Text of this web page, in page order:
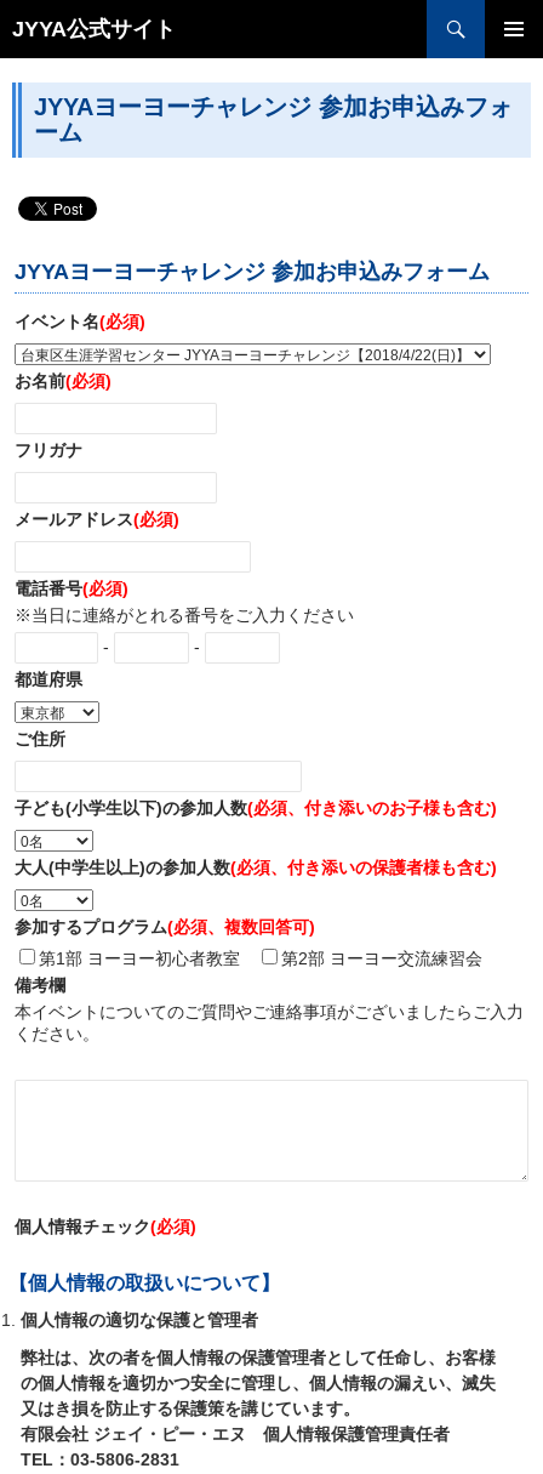
JYYA公式サイト
JYYAヨーヨーチャレンジ 参加お申込みフォ
ーム
JYYAヨーヨーチャレンジ 参加お申込みフォーム
イベント名(必須)
お名前(必須)
フリガナ
メールアドレス(必須)
電話番号(必須)
※当日に連絡がとれる番号をご入力ください
-
-
都道府県
ご住所
子ども(小学生以下)の参加人数(必須、付き添いのお子様も含む)
大人(中学生以上)の参加人数(必須、付き添いの保護者様も含む)
参加するプログラム(必須、複数回答可)
第1部 ヨーヨー初心者教室
第2部 ヨーヨー交流練習会
備考欄
本イベントについてのご質問やご連絡事項がございましたらご入力
ください。
個人情報チェック(必須)
【個人情報の取扱いについて】
個人情報の適切な保護と管理者
弊社は、次の者を個人情報の保護管理者として任命し、お客様
の個人情報を適切かつ安全に管理し、個人情報の漏えい、滅失
又はき損を防止する保護策を講じています。
有限会社 ジェイ・ピー・エヌ 個人情報保護管理責任者
TEL：03‐5806-2831